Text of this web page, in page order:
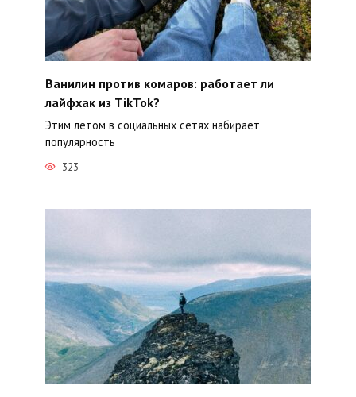
Ванилин против комаров: работает ли
лайфхак из TikTok?
Этим летом в социальных сетях набирает
популярность
323